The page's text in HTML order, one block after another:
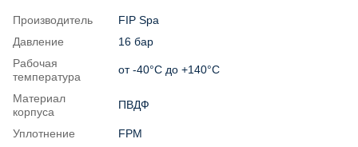
Производитель
FIP Spa
Давление
16 бар
Рабочая
температура
от -40°С до +140°С
Материал
корпуса
ПВДФ
Уплотнение
FPM